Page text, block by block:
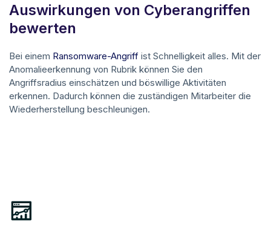
Auswirkungen von Cyberangriffen
bewerten
Bei einem Ransomware-Angriff ist Schnelligkeit alles. Mit der
Anomalieerkennung von Rubrik können Sie den
Angriffsradius einschätzen und böswillige Aktivitäten
erkennen. Dadurch können die zuständigen Mitarbeiter die
Wiederherstellung beschleunigen.